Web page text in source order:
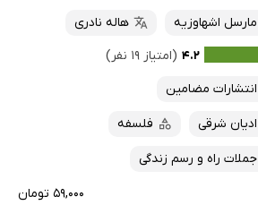
داغ‌ترین‌ها
پرفروش‌ها
پربحث‌ها
ارزان ترین‌ها
مارسل اشهاوزیه
هاله نادری
۴.۲ (امتیاز ۱۹ نفر)
انتشارات مضامین
ادیان شرقی فلسفه
جملات راه و رسم زندگی
۵۹,۰۰۰ تومان